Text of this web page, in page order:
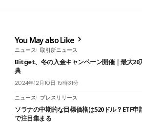
You May also Like
ニュース 取引所ニュース
Bitget、冬の入金キャンペーン開催｜最大20
典
2024年12月10日 15時31分
ニュース プレスリリース
ソラナの中期的な目標価格は520ドル？ETF申
で注目集まる